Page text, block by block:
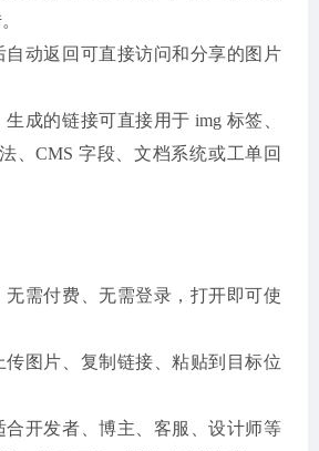
自动返回可直接访问和分享的图片
成的链接可直接用于 img 标签、
、CMS 字段、文档系统或工单回
无需付费、无需登录，打开即可使
传图片、复制链接、粘贴到目标位
合开发者、博主、客服、设计师等